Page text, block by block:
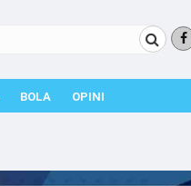
BOLA OPINI